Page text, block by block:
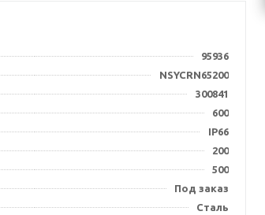
95936
NSYCRN65200
300841
600
IP66
200
500
Под заказ
Сталь